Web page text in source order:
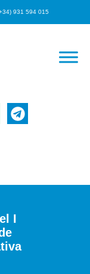
931 594 015
I